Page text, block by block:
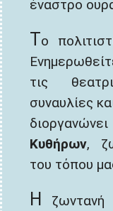
έναστρο
Το
τις
συναυλίες
Κυθήρων,
του τόπου
Η
ζωντανή